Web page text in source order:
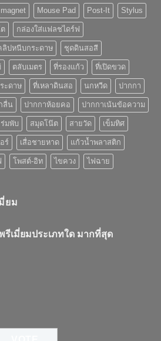
magnet Mouse Pad Post-It Stylus
กล่องใส่แฟลชไดร์ฟ
ลิปหนีบกระดาษ ชุดดินสอสี
ตลับเมตร ที่รองแก้ว ที่เปิดขวด
ะดาษ ที่เหลาดินสอ นกหวีด ปากกา
ลื่น ปากกาห้อยคอ ปากกาเน้นข้อความ
ร่มพับ สมุดโน๊ต สายวัด เข็มทิศ
ร์ เสื่อชายหาด แก้วน้ำพลาสติก
โพสต์-อิท ไขควง ไฟฉาย
ยม
เมี่ยมประเภทใด มากที่สุด